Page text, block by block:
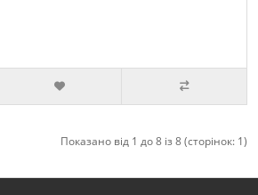
Показано від 1 до 8 із 8 (сторінок: 1)